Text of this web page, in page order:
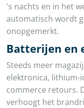
's nachts en in het
automatisch wordt
onopgemerkt.
Batterijen en
Steeds meer
elektronica, lithium-
commerce retours.
verhoogt het